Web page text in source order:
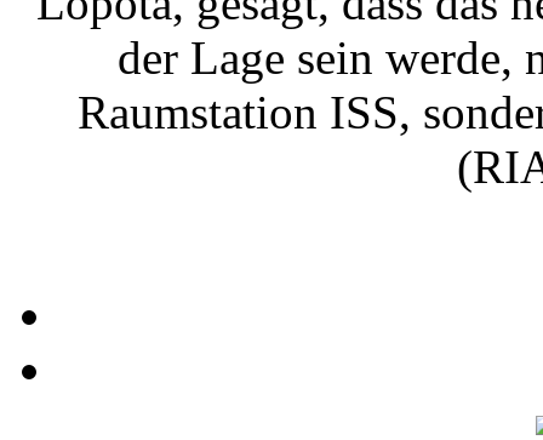
der Lage sein werde,
Raumstation ISS,